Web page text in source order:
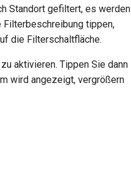
Standort gefiltert, es werden
Filterbeschreibung tippen,
die Filterschaltfläche.
aktivieren. Tippen Sie dann
wird angezeigt, vergrößern